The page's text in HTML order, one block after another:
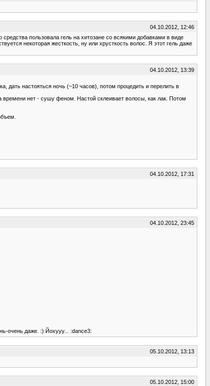
04.10.2012, 12:46
пользовала гель на хитозане со всякими добавками в виде
некоторая жесткость, ну или хрусткость волос. Я этот гель даже
04.10.2012, 13:39
дать настояться ночь (~10 часов), потом процедить и перелить в
нет - сушу феном. Настой склеивает волосы, как лак. Потом
04.10.2012, 17:31
04.10.2012, 23:45
очень даже. :) Йохууу... :dance3:
05.10.2012, 13:13
05.10.2012, 15:00